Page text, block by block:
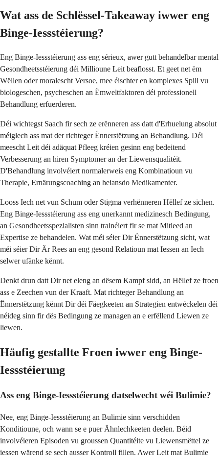
Wat ass de Schlëssel-Takeaway iwwer eng
Binge-Iessstéierung?
Eng Binge-Iessstéierung ass eng sérieux, awer gutt behandelbar mental
Gesondheetsstéierung déi Millioune Leit beaflosst. Et geet net ëm
Wëllen oder moralescht Versoe, mee éischter en komplexes Spill vu
biologeschen, psycheschen an Ëmweltfaktoren déi professionell
Behandlung erfuerderen.
Déi wichtegst Saach fir sech ze erënneren ass datt d'Erhuelung absolut
méiglech ass mat der richteger Ënnerstëtzung an Behandlung. Déi
meescht Leit déi adäquat Pfleeg kréien gesinn eng bedeitend
Verbesserung an hiren Symptomer an der Liewensqualitéit.
D'Behandlung involvéiert normalerweis eng Kombinatioun vu
Therapie, Ernärungscoaching an heiansdo Medikamenter.
Looss Iech net vun Schum oder Stigma verhënneren Hëllef ze sichen.
Eng Binge-Iessstéierung ass eng unerkannt medizinesch Bedingung,
an Gesondheetsspezialisten sinn trainéiert fir se mat Mitleed an
Expertise ze behandelen. Wat méi séier Dir Ënnerstëtzung sicht, wat
méi séier Dir Är Rees an eng gesond Relatioun mat Iessen an Iech
selwer ufänke kënnt.
Denkt drun datt Dir net eleng an dësem Kampf sidd, an Hëllef ze froen
ass e Zeechen vun der Kraaft. Mat richteger Behandlung an
Ënnerstëtzung kënnt Dir déi Fäegkeeten an Strategien entwéckelen déi
néideg sinn fir dës Bedingung ze managen an e erfëllend Liewen ze
liewen.
Häufig gestallte Froen iwwer eng Binge-
Iessstéierung
Ass eng Binge-Iessstéierung datselwecht wéi Bulimie?
Nee, eng Binge-Iessstéierung an Bulimie sinn verschidden
Konditioune, och wann se e puer Ähnlechkeeten deelen. Béid
involvéieren Episoden vu groussen Quantitéite vu Liewensmëttel ze
iessen wärend se sech ausser Kontroll fillen. Awer Leit mat Bulimie